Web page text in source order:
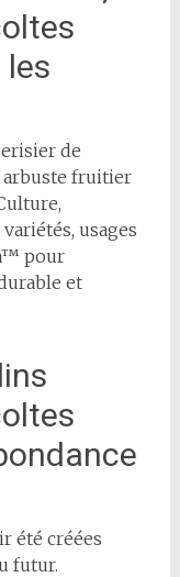
les
de
arbuste fruitier
usages
pour
et
été créées
futur.